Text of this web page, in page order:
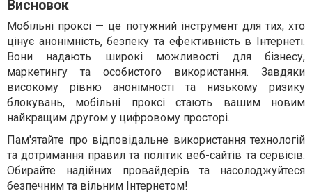
Висновок
Мобільні проксі — це потужний інструмент для тих, хто
цінує анонімність, безпеку та ефективність в Інтернеті.
Вони надають широкі можливості для бізнесу,
маркетингу та особистого використання. Завдяки
високому рівню анонімності та низькому ризику
блокувань, мобільні проксі стають вашим новим
найкращим другом у цифровому просторі.
Пам'ятайте про відповідальне використання технологій
та дотримання правил та політик веб-сайтів та сервісів.
Обирайте надійних провайдерів та насолоджуйтеся
безпечним та вільним Інтернетом!